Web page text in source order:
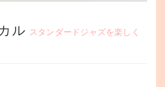
ル スタンダードジャズを楽しく